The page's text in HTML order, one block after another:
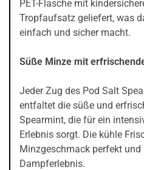
PET-Flasche mit
Tropfaufsatz geliefert, was
einfach und sicher macht.
Süße Minze mit
Jeder Zug des Pod Salt
entfaltet die süße und
Spearmint, die für ein
Erlebnis sorgt. Die kühle
Minzgeschmack perfekt
Dampferlebnis.